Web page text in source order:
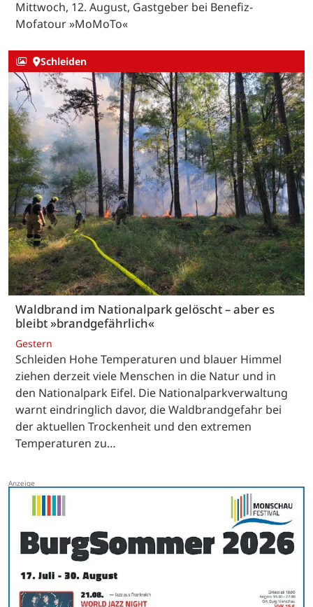
Mittwoch, 12. August, Gastgeber bei Benefiz-
Mofatour »MoMoTo«
Schleiden
Waldbrand im Nationalpark gelöscht – aber es
bleibt »brandgefährlich«
Gestern
Schleiden Hohe Temperaturen und blauer Himmel
ziehen derzeit viele Menschen in die Natur und in
den Nationalpark Eifel. Die Nationalparkverwaltung
warnt eindringlich davor, die Waldbrandgefahr bei
der aktuellen Trockenheit und den extremen
Temperaturen zu…